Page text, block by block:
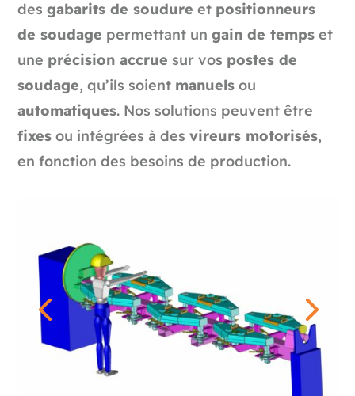
desgabarits de soudure et positionneurs
de soudage permettant ungain de temps et
une précision accrue sur vos postes de
soudage, qu’ils soient manuels ou
automatiques. Nos solutions peuvent être
fixes ou intégrées à desvireurs motorisés,
en fonction des besoins de production.